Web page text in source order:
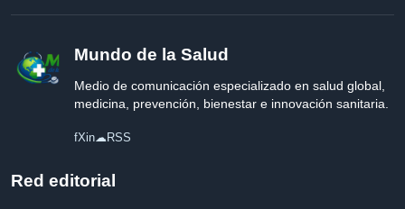
Mundo de la Salud
Medio de comunicación especializado en salud global,
medicina, prevención, bienestar e innovación sanitaria.
fXin☁RSS
Red editorial